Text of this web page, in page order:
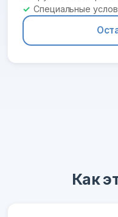
Специальные
Как